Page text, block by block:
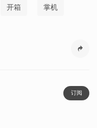
开箱 掌机
订阅